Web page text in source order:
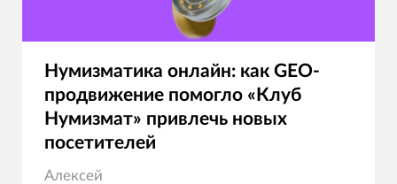
Нумизматика онлайн: как GEO-
продвижение помогло «Клуб
Нумизмат» привлечь новых
посетителей
Алексей